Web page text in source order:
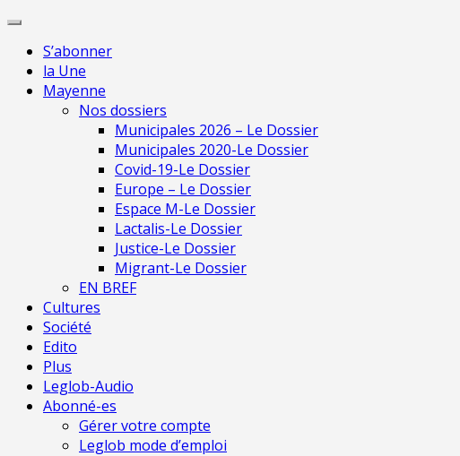
Skip
contentS’abonner
la Une
Mayenne
Nos dossiers
Municipales 2026 – Le Dossier
Municipales 2020-Le Dossier
Covid-19-Le Dossier
Europe – Le Dossier
Espace M-Le Dossier
Lactalis-Le Dossier
Justice-Le Dossier
Migrant-Le Dossier
EN BREF
Cultures
Société
Edito
Plus
Leglob-Audio
Abonné-es
Gérer votre compte
Leglob mode d’emploi